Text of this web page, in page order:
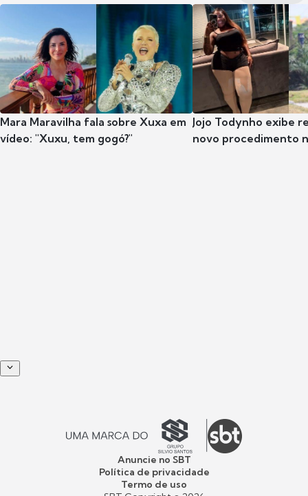
Mara Maravilha fala sobre Xuxa em
vídeo: "Xuxu, tem gogó?"
Jojo Todynho exibe
novo procedimento
Anuncie no SBT
Política de privacidade
Termo de uso